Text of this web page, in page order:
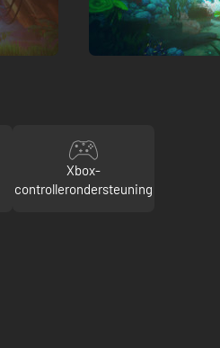
Xbox-
controllerondersteuning